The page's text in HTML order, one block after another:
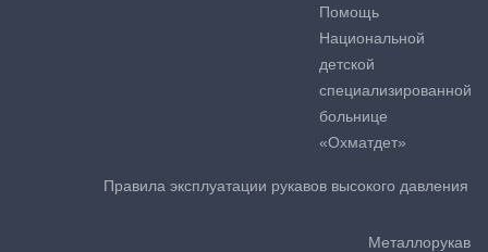
Помощь
Национальной
детской
специализированной
больнице
«Охматдет»
Правила эксплуатации рукавов высокого давления
Металлорукав